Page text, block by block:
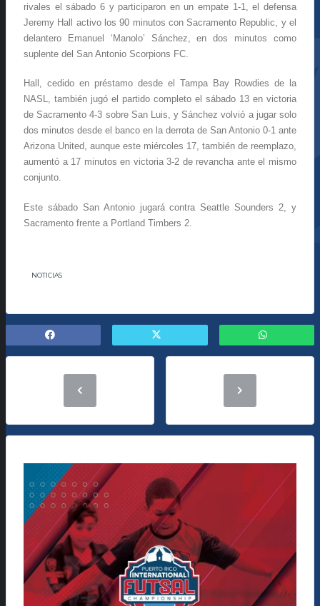
rivales el sábado 6 y participaron en un empate 1-1, el defensa
Jeremy Hall activo los 90 minutos con Sacramento Republic, y el
delantero Emanuel ‘Manolo’ Sánchez, en dos minutos como
suplente del San Antonio Scorpions FC.
Hall, cedido en préstamo desde el Tampa Bay Rowdies de la
NASL, también jugó el partido completo el sábado 13 en victoria
de Sacramento 4-3 sobre San Luis, y Sánchez volvió a jugar solo
dos minutos desde el banco en la derrota de San Antonio 0-1 ante
Arizona United, aunque este miércoles 17, también de reemplazo,
aumentó a 17 minutos en victoria 3-2 de revancha ante el mismo
conjunto.
Este sábado San Antonio jugará contra Seattle Sounders 2, y
Sacramento frente a Portland Timbers 2.
NOTICIAS